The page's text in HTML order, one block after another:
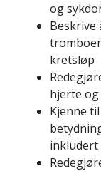
og
Beskrive
kretsløp
hjerte
Kjenne
inkludert